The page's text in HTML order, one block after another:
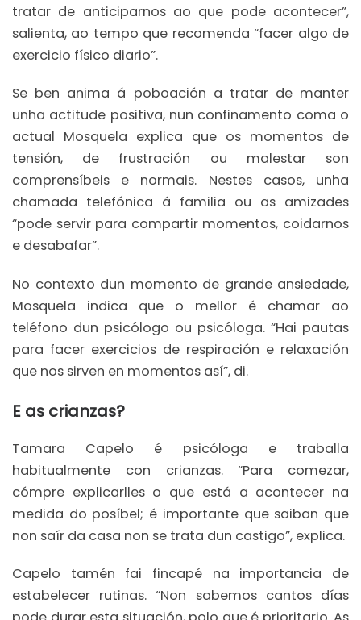
tratar de anticiparnos ao que pode acontecer”,
salienta, ao tempo que recomenda “facer algo de
exercicio físico diario”.
Se ben anima á poboación a tratar de manter
unha actitude positiva, nun confinamento coma o
actual Mosquela explica que os momentos de
tensión, de frustración ou malestar son
comprensíbeis e normais. Nestes casos, unha
chamada telefónica á familia ou as amizades
“pode servir para compartir momentos, coidarnos
e desabafar”.
No contexto dun momento de grande ansiedade,
Mosquela indica que o mellor é chamar ao
teléfono dun psicólogo ou psicóloga. “Hai pautas
para facer exercicios de respiración e relaxación
que nos sirven en momentos así”, di.
E as crianzas?
Tamara Capelo é psicóloga e traballa
habitualmente con crianzas. “Para comezar,
cómpre explicarlles o que está a acontecer na
medida do posíbel; é importante que saiban que
non saír da casa non se trata dun castigo”, explica.
Capelo tamén fai fincapé na importancia de
estabelecer rutinas. “Non sabemos cantos días